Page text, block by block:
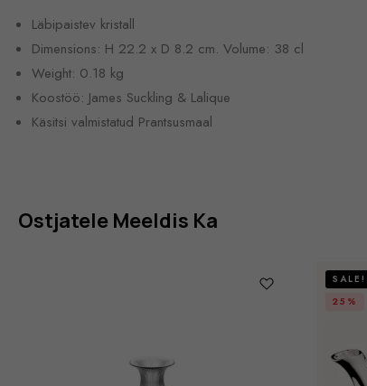
Läbipaistev kristall
Dimensions: H 22.2 x D 8.2 cm. Volume: 38 cl
Weight: 0.18 kg
Koostöö: James Suckling & Lalique
Käsitsi valmistatud Prantsusmaal
Ostjatele Meeldis Ka
SALE!
25%